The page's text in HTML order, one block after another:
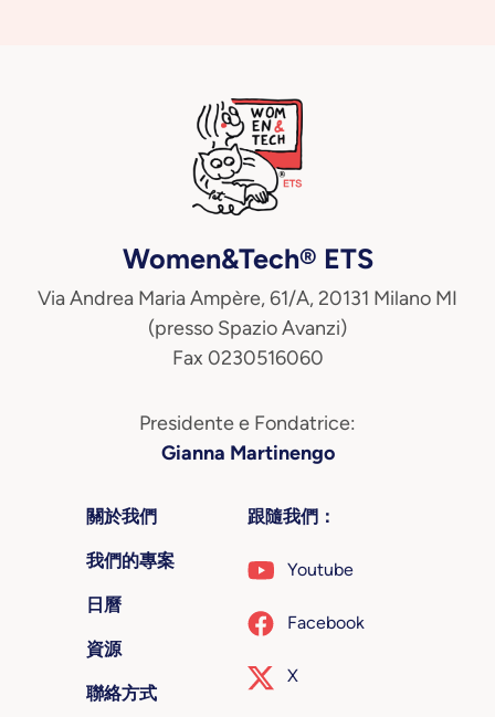
Women&Tech® ETS
Via Andrea Maria Ampère, 61/A, 20131 Milano MI
(presso Spazio Avanzi)
Fax 0230516060
Presidente e Fondatrice:
Gianna Martinengo
關於我們
我們的專案
日曆
資源
聯絡方式
跟隨我們：
Youtube
Facebook
X